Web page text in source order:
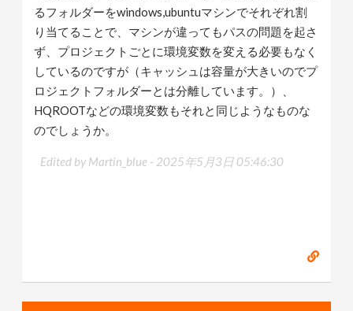
るフォルダーをwindows,ubuntuマシンでそれぞれ割
り当てることで、マシンが違ってもパスの問題を起さ
ず、プロジェクトごとに環境変数を変える必要もなく
しているのですが（キャッシュは容量が大きいのでプ
ロジェクトフォルダーとは分離しています。）、
HQROOTなどの環境変数もそれと同じようなものな
のでしょうか。
Edited by Martin_blue - 2025年5月3日 05:46:30